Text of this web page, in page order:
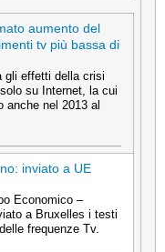
aumento del
tv più bassa di
gli effetti della crisi
su Internet, la cui
anche nel 2013 al
inviato a UE
Economico –
a Bruxelles i testi
frequenze Tv.